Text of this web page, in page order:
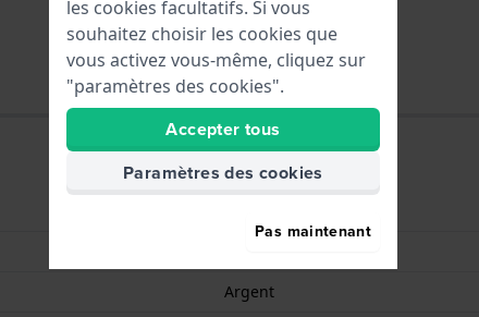
Argent
les cookies facultatifs. Si vous
souhaitez choisir les cookies que
vous activez vous-même, cliquez sur
"paramètres des cookies".
Accepter tous
Paramètres des cookies
Pas maintenant